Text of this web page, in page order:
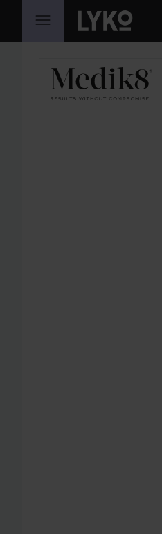
HOPPA TILL INNEHÅLLET